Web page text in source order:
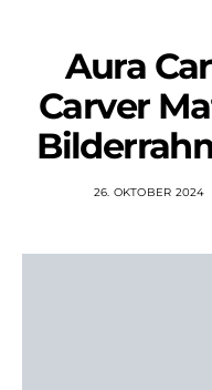
Aura
Carver
26. OKTOBER 2024